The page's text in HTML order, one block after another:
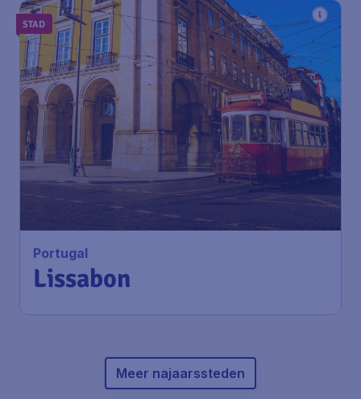
STAD
Portugal
Lissabon
Meer najaarssteden